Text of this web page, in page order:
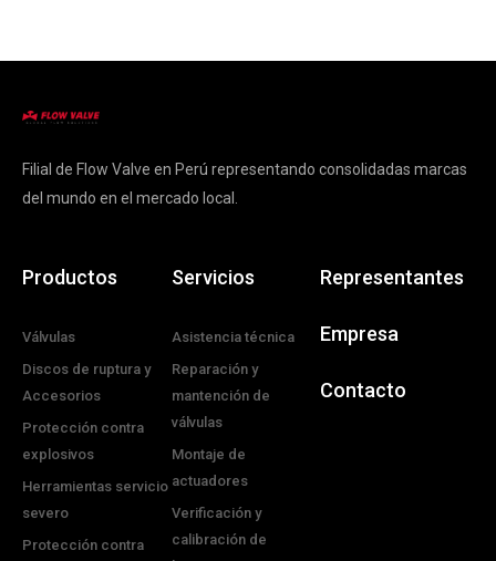
Filial de Flow Valve en Perú representando consolidadas marcas
del mundo en el mercado local.
Productos
Válvulas
Discos de ruptura y
Accesorios
Protección contra
explosivos
Herramientas servicio
severo
Protección contra
Servicios
Asistencia técnica
Reparación y
mantención de
válvulas
Montaje de
actuadores
Verificación y
calibración de
Representantes
Empresa
Contacto